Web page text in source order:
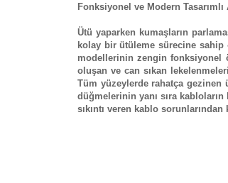
Fonksiyonel ve Modern
Ütü yaparken kumaşların
kolay bir ütüleme sürecine sahip
modellerinin zengin fonksiyonel
oluşan ve can sıkan
Tüm yüzeylerde rahatça gezinen
düğmelerinin yanı sıra
sıkıntı veren kablo